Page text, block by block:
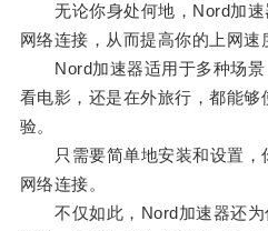
无论你身处何地，Nord加速
网络连接，从而提高你的上网速
Nord加速器适用于多种场景
看电影，还是在外旅行，都能
验。
只需要简单地安装和设置，
网络连接。
不仅如此，Nord加速器还为